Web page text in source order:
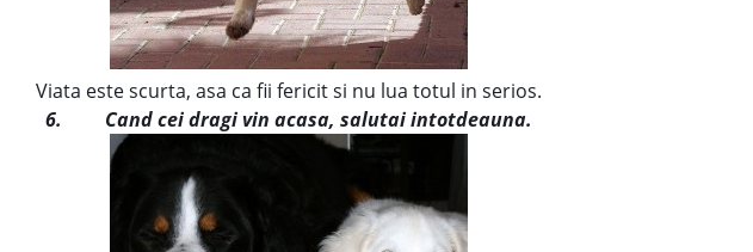
Viata este scurta, asa ca fii fericit si nu lua totul in serios.
6.
Cand cei dragi vin acasa, salutai intotdeauna.